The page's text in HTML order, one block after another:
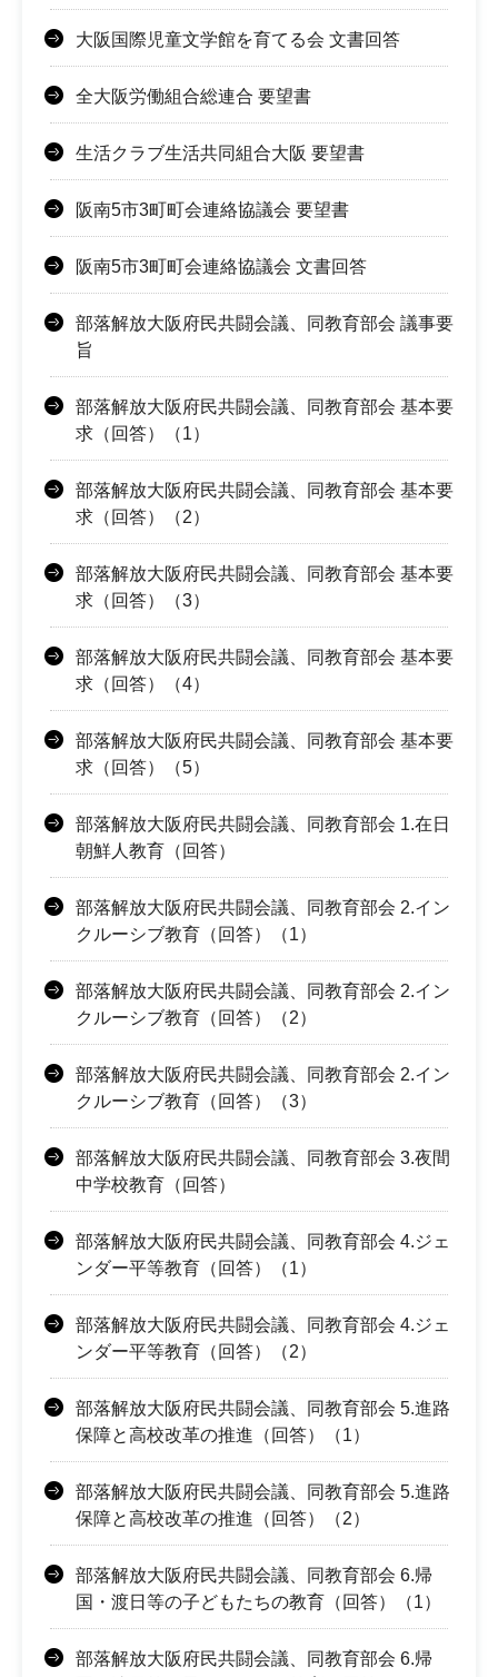
大阪国際児童文学館を育てる会 文書回答
全大阪労働組合総連合 要望書
生活クラブ生活共同組合大阪 要望書
阪南5市3町町会連絡協議会 要望書
阪南5市3町町会連絡協議会 文書回答
部落解放大阪府民共闘会議、同教育部会 議事要
旨
部落解放大阪府民共闘会議、同教育部会 基本要
求（回答）（1）
部落解放大阪府民共闘会議、同教育部会 基本要
求（回答）（2）
部落解放大阪府民共闘会議、同教育部会 基本要
求（回答）（3）
部落解放大阪府民共闘会議、同教育部会 基本要
求（回答）（4）
部落解放大阪府民共闘会議、同教育部会 基本要
求（回答）（5）
部落解放大阪府民共闘会議、同教育部会 1.在日
朝鮮人教育（回答）
部落解放大阪府民共闘会議、同教育部会 2.イン
クルーシブ教育（回答）（1）
部落解放大阪府民共闘会議、同教育部会 2.イン
クルーシブ教育（回答）（2）
部落解放大阪府民共闘会議、同教育部会 2.イン
クルーシブ教育（回答）（3）
部落解放大阪府民共闘会議、同教育部会 3.夜間
中学校教育（回答）
部落解放大阪府民共闘会議、同教育部会 4.ジェ
ンダー平等教育（回答）（1）
部落解放大阪府民共闘会議、同教育部会 4.ジェ
ンダー平等教育（回答）（2）
部落解放大阪府民共闘会議、同教育部会 5.進路
保障と高校改革の推進（回答）（1）
部落解放大阪府民共闘会議、同教育部会 5.進路
保障と高校改革の推進（回答）（2）
部落解放大阪府民共闘会議、同教育部会 6.帰
国・渡日等の子どもたちの教育（回答）（1）
部落解放大阪府民共闘会議、同教育部会 6.帰